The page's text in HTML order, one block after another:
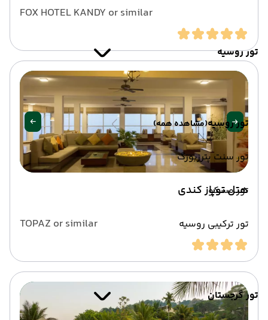
تور روسیه
تور روسیه(مشاهده همه)
تور سنت پترزبورگ
تور مسکو
تور ترکیبی روسیه
تور گرجستان
FOX HOTEL KANDY or similar
هتل توپاز کندی
TOPAZ or similar